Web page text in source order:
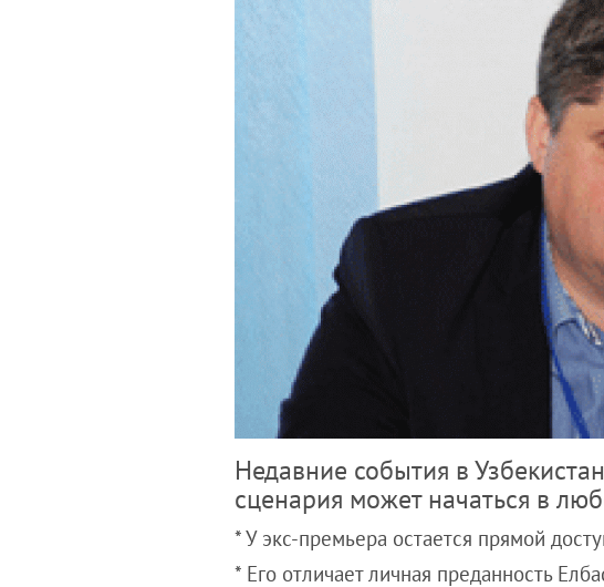
Недавние события в
сценария может начаться в
* У экс-премьера остается прямой
* Его отличает личная преданность